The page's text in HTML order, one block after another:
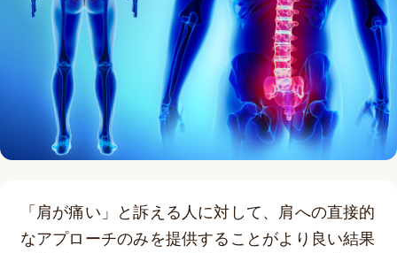
「肩が痛い」と訴える人に対して、肩への直接的
なアプローチのみを提供することがより良い結果